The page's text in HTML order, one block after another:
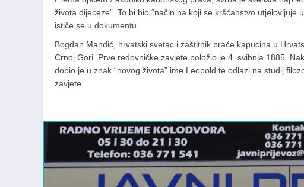
života dijeceze”. To bi bio “način na koji se kršćanstvo
ističe se u dokumentu.
Bogdan Mandić, hrvatski svetac i zaštitnik braće kapucina u
Crnoj Gori. Prve redovničke zavjete položio je 4. svibnja 1885.
dobio je u znak “novog života” ime Leopold te odlazi na studij
zavjete.